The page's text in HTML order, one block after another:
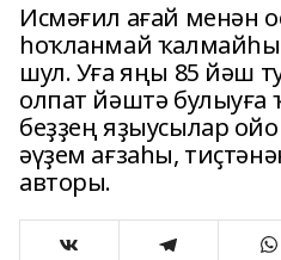
Исмәғил ағай менән
һоҡланмай
шул. Уға яңы 85 йәш
олпат йәштә булыуға
беҙҙең яҙыусылар
әүҙем ағзаһы,
авторы.